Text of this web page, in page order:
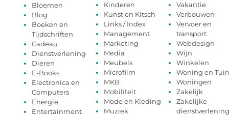
Bloemen
Blog
Boeken en
Tijdschriften
Cadeau
Dienstverlening
Dieren
E-Books
Electronica en
Computers
Energie
Entertainment
Kinderen
Kunst en Kitsch
Links / Index
Management
Marketing
Media
Meubels
Microfilm
MKB
Mobiliteit
Mode en Kleding
Muziek
Vakantie
Verbouwen
Vervoer en
transport
Webdesign
Wijn
Winkelen
Woning en Tuin
Woningen
Zakelijk
Zakelijke
dienstverlening